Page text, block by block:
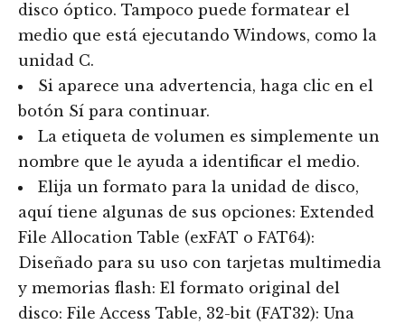
disco óptico. Tampoco puede formatear el
medio que está ejecutando Windows, como la
unidad C.
Si aparece una advertencia, haga clic en el
botón Sí para continuar.
La etiqueta de volumen es simplemente un
nombre que le ayuda a identificar el medio.
Elija un formato para la unidad de disco,
aquí tiene algunas de sus opciones: Extended
File Allocation Table (exFAT o FAT64):
Diseñado para su uso con tarjetas multimedia
y memorias flash: El formato original del
disco: File Access Table, 32-bit (FAT32): Una